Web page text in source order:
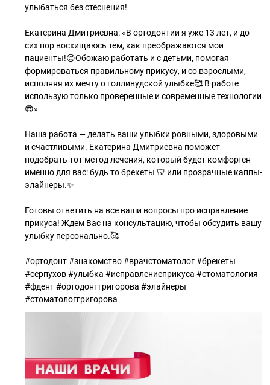
улыбаться без стеснения!
Екатерина Дмитриевна: «В ортодонтии я уже 13 лет, и до
сих пор восхищаюсь тем, как преображаются мои
пациенты!😌Обожаю работать и с детьми, помогая
формироваться правильному прикусу, и со взрослыми,
исполняя их мечту о голливудской улыбке🥰 В работе
использую только проверенные и современные технологии
😎»
Наша работа — делать ваши улыбки ровными, здоровыми
и счастливыми. Екатерина Дмитриевна поможет
подобрать тот метод лечения, который будет комфортен
именно для вас: будь то брекеты 🦷 или прозрачные каппы-
элайнеры.✨
Готовы ответить на все ваши вопросы про исправление
прикуса! Ждем Вас на консультацию, чтобы обсудить вашу
улыбку персонально.🥰
#ортодонт #знакомство #врачстоматолог #брекеты
#серпухов #улыбка #исправлениеприкуса #стоматология
#фдент #ортодонтгригорова #элайнеры
#стоматологгригорова